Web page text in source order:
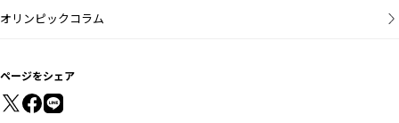
オリンピックコラム
ページをシェア